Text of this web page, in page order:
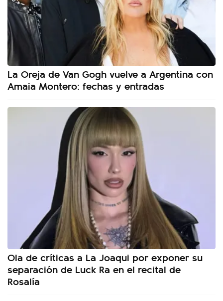
La Oreja de Van Gogh vuelve a Argentina con
Amaia Montero: fechas y entradas
Ola de críticas a La Joaqui por exponer su
separación de Luck Ra en el recital de
Rosalía